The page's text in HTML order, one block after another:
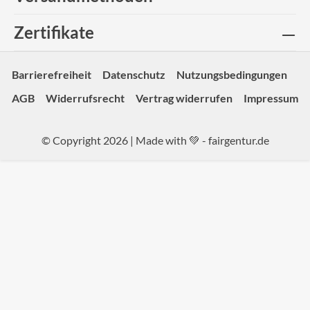
Zertifikate
Barrierefreiheit Datenschutz
Nutzungsbedingungen
AGB
Widerrufsrecht Vertrag widerrufen Impressum
© Copyright 2026 | Made with 💚 - fairgentur.de